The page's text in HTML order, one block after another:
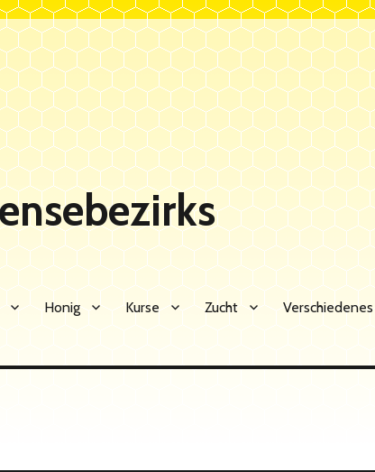
Honig Kurse Zucht Verschiedenes